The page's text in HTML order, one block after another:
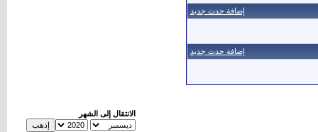
إضافة حدث جديد
إضافة حدث جديد
الانتقال إلى الشهر